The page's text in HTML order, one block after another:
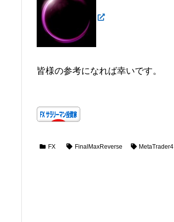
皆様の参考になれば幸いです。
FX FinalMaxReverse MetaTrader4